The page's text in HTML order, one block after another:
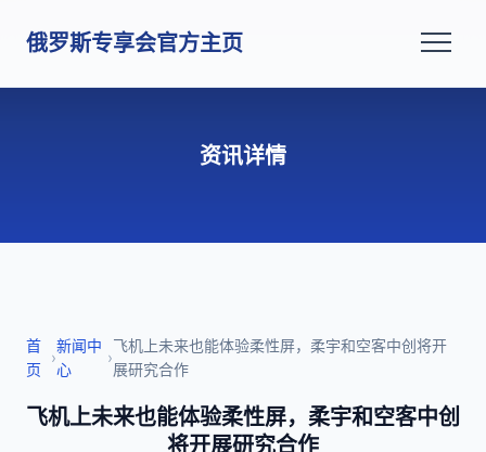
俄罗斯专享会官方主页
资讯详情
首
页
›
新闻中
心
›
飞机上未来也能体验柔性屏，柔宇和空客中创将开
展研究合作
飞机上未来也能体验柔性屏，柔宇和空客中创
将开展研究合作